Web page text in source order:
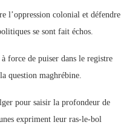
l’oppression colonial et défendre
se sont fait échos.
force de puiser dans le registre
question maghrébine.
pour saisir la profondeur de
expriment leur ras-le-bol